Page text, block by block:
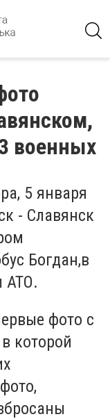
военных
5 января
- Славянск
Богдан,в
АТО.
фото с
которой